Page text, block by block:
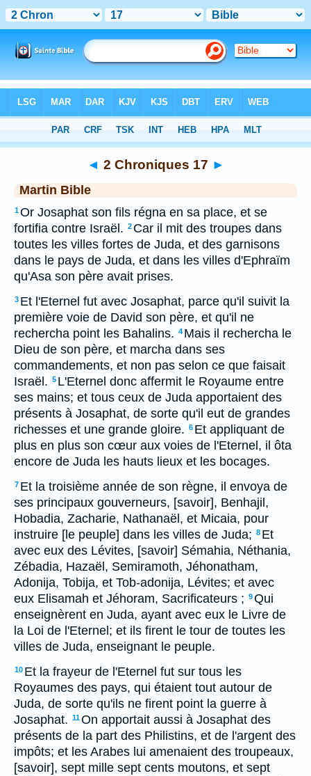
> 2 Chroniques 17
◄ 2 Chroniques 17 ►
Martin Bible
1Or Josaphat son fils régna en sa place, et se
fortifia contre Israël. 2 Car il mit des troupes dans
toutes les villes fortes de Juda, et des garnisons
dans le pays de Juda, et dans les villes d'Ephraïm
qu'Asa son père avait prises.
3 Et l'Eternel fut avec Josaphat, parce qu'il suivit la
première voie de David son père, et qu'il ne
rechercha point les Bahalins. 4 Mais il rechercha le
Dieu de son père, et marcha dans ses
commandements, et non pas selon ce que faisait
Israël. 5 L'Eternel donc affermit le Royaume entre
ses mains; et tous ceux de Juda apportaient des
présents à Josaphat, de sorte qu'il eut de grandes
richesses et une grande gloire. 6 Et appliquant de
plus en plus son cœur aux voies de l'Eternel, il ôta
encore de Juda les hauts lieux et les bocages.
7 Et la troisième année de son règne, il envoya de
ses principaux gouverneurs, [savoir], Benhajil,
Hobadia, Zacharie, Nathanaël, et Micaia, pour
instruire [le peuple] dans les villes de Juda; 8 Et
avec eux des Lévites, [savoir] Sémahia, Néthania,
Zébadia, Hazaël, Semiramoth, Jéhonatham,
Adonija, Tobija, et Tob-adonija, Lévites; et avec
eux Elisamah et Jéhoram, Sacrificateurs ; 9Qui
enseignèrent en Juda, ayant avec eux le Livre de
la Loi de l'Eternel; et ils firent le tour de toutes les
villes de Juda, enseignant le peuple.
10 Et la frayeur de l'Eternel fut sur tous les
Royaumes des pays, qui étaient tout autour de
Juda, de sorte qu'ils ne firent point la guerre à
Josaphat. 11On apportait aussi à Josaphat des
présents de la part des Philistins, et de l'argent des
impôts; et les Arabes lui amenaient des troupeaux,
[savoir], sept mille sept cents moutons, et sept